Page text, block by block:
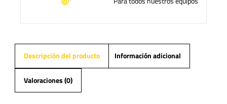
Descripción del producto Información adicional
Valoraciones (0)